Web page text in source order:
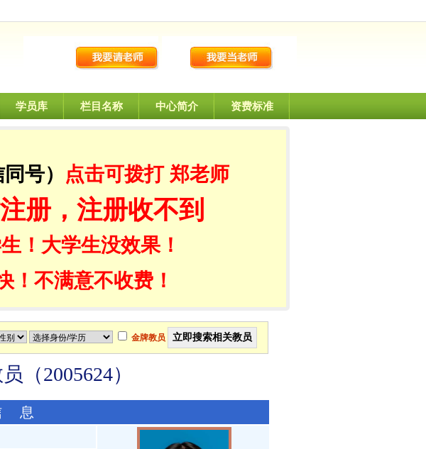
学员库 栏目名称 中心简介 资费标准
号） 点击可拨打 郑老师
册，注册收不到
！大学生没效果！
！不满意不收费！
金牌教员
2005624）
息